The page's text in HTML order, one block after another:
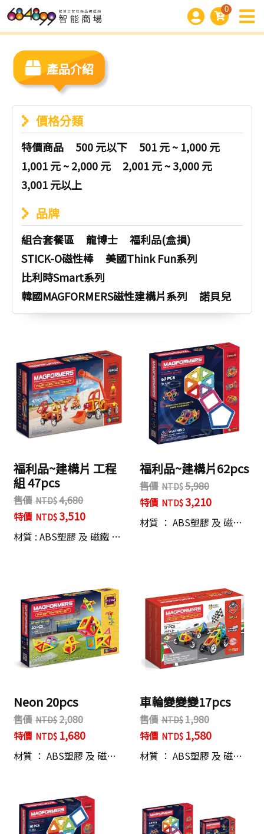
0
產品介紹
價格分類
特價商品 500 元以下
501 元 ~ 1,000 元
1,001 元 ~ 2,000 元
2,001 元 ~ 3,000 元
3,001 元以上
品牌
組合套餐區 龍博士
福利品(盒損)
STICK-O磁性棒
美國Think Fun系列
比利時Smart系列
韓國MAGFORMERS磁性建構片系列
諾貝兒
福利品~建構片 工程
組 47pcs
售價
4,680
特價
3,510
材質 : ABS塑膠 及 磁鐵 …
福利品~建構片62pcs
售價
5,980
特價
3,210
材質 ： ABS塑膠 及 磁…
Neon 20pcs
售價
2,080
特價
1,680
材質 ： ABS塑膠 及 磁…
車輪變變變17pcs
售價
1,980
特價
1,580
材質 ： ABS塑膠 及 磁…